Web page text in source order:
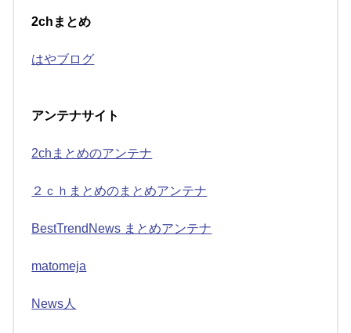
2chまとめ
はやブログ
アンテナサイト
2chまとめのアンテナ
２ｃｈまとめのまとめアンテナ
BestTrendNews まとめアンテナ
matomeja
News人